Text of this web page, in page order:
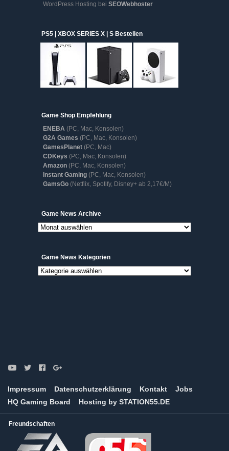
WordPress Hosting bei SEOWebhoster
PS5 | XBOX SERIES X | S Bestellen
Game Shop Empfehlung
ENEBA (PC, Mac, Konsolen)
G2A Games (PC, Mac, Konsolen)
GamesPlanet (PC, Mac)
CDKeys (PC, Mac, Konsolen)
Amazon (PC, Mac, Konsolen)
Instant Gaming (PC, Mac, Konsolen)
GamsGo (Netflix, Spotify, Disney+ ab 2,17€/M)
Game News ArchiveGame
News
Archive
Game News Kategorien
Game
Impressum Datenschutzerklärung Kontakt
Jobs
HQ Gaming Board
Hosting by STATION55.DE
Freundschaften